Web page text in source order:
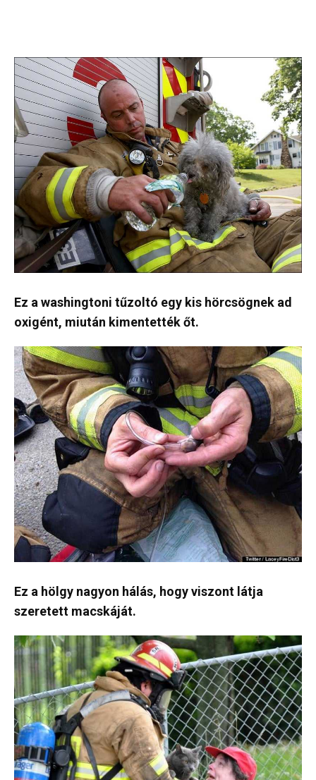
Ez a washingtoni tűzoltó egy kis hörcsögnek ad
oxigént, miután kimentették őt.
Ez a hölgy nagyon hálás, hogy viszont látja
szeretett macskáját.